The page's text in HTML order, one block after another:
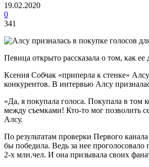
19.02.2020
0
341
Певица открыто рассказала о том, как
Ксения Собчак «приперла к стенке»
конкурентов. В интервью Алсу
«Да, я покупала голоса. Покупала в том
между съемками! Кто-то мог позволить
Алсу.
По результатам проверки Первого
бы победила. Ведь за нее проголосовало
2-х млн.чел. И она призывала своих